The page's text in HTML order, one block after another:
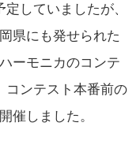
していましたが、
県にも発せられた
ーモニカのコンテ
コンテスト本番前の
催しました。